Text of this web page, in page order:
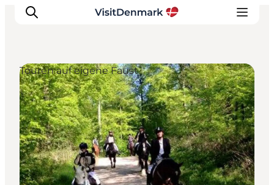
Inspiration
Regionen
Erlebnisse
Unterkünfte
Reiseplanung
Touren auf eigene Faust